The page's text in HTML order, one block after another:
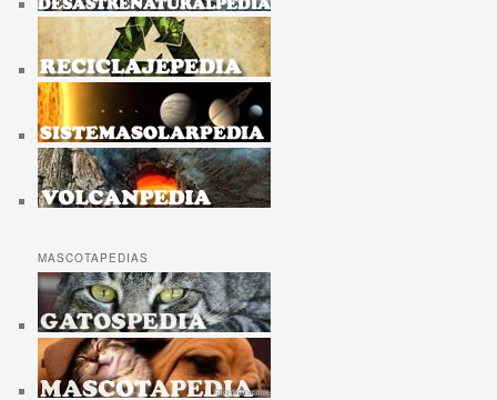
MASCOTAPEDIAS